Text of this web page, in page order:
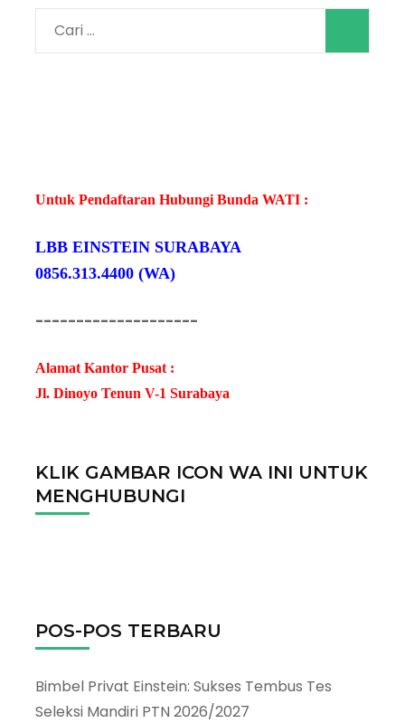
Cari
untuk:
Untuk Pendaftaran Hubungi Bunda WATI :
LBB EINSTEIN SURABAYA
0856.313.4400 (WA)
--------------------
Alamat Kantor Pusat :
Jl. Dinoyo Tenun V-1 Surabaya
KLIK GAMBAR ICON WA INI UNTUK
MENGHUBUNGI
POS-POS TERBARU
Bimbel Privat Einstein: Sukses Tembus Tes
Seleksi Mandiri PTN 2026/2027